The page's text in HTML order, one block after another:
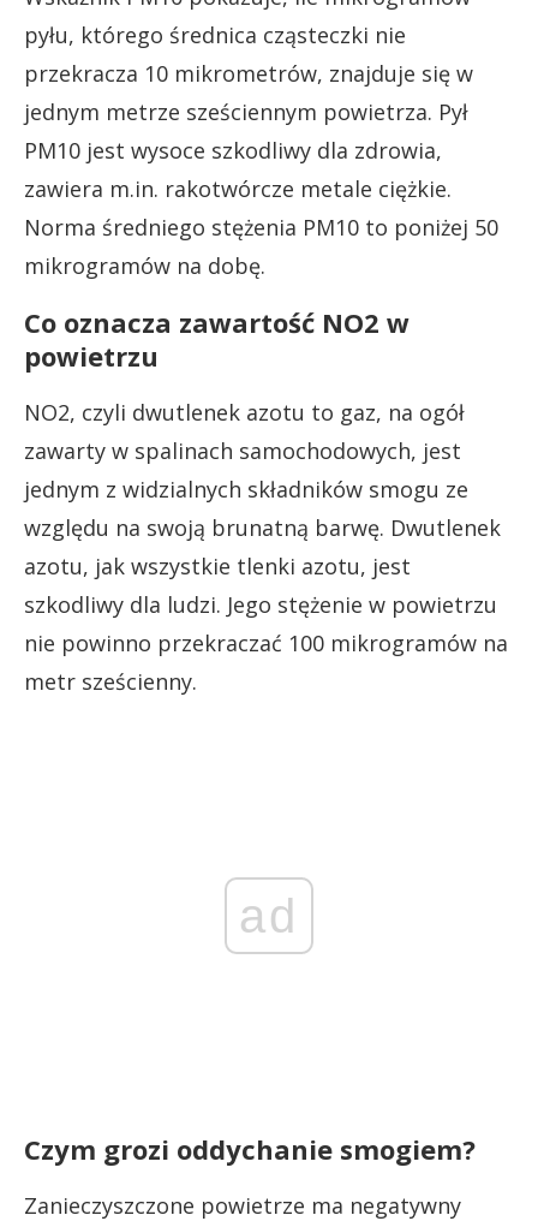
pyłu, którego średnica cząsteczki nie
przekracza 10 mikrometrów, znajduje się w
jednym metrze sześciennym powietrza. Pył
PM10 jest wysoce szkodliwy dla zdrowia,
zawiera m.in. rakotwórcze metale ciężkie.
Norma średniego stężenia PM10 to poniżej 50
mikrogramów na dobę.
Co oznacza zawartość NO2 w
powietrzu
NO2, czyli dwutlenek azotu to gaz, na ogół
zawarty w spalinach samochodowych, jest
jednym z widzialnych składników smogu ze
względu na swoją brunatną barwę. Dwutlenek
azotu, jak wszystkie tlenki azotu, jest
szkodliwy dla ludzi. Jego stężenie w powietrzu
nie powinno przekraczać 100 mikrogramów na
metr sześcienny.
ad
Czym grozi oddychanie smogiem?
Zanieczyszczone powietrze ma negatywny